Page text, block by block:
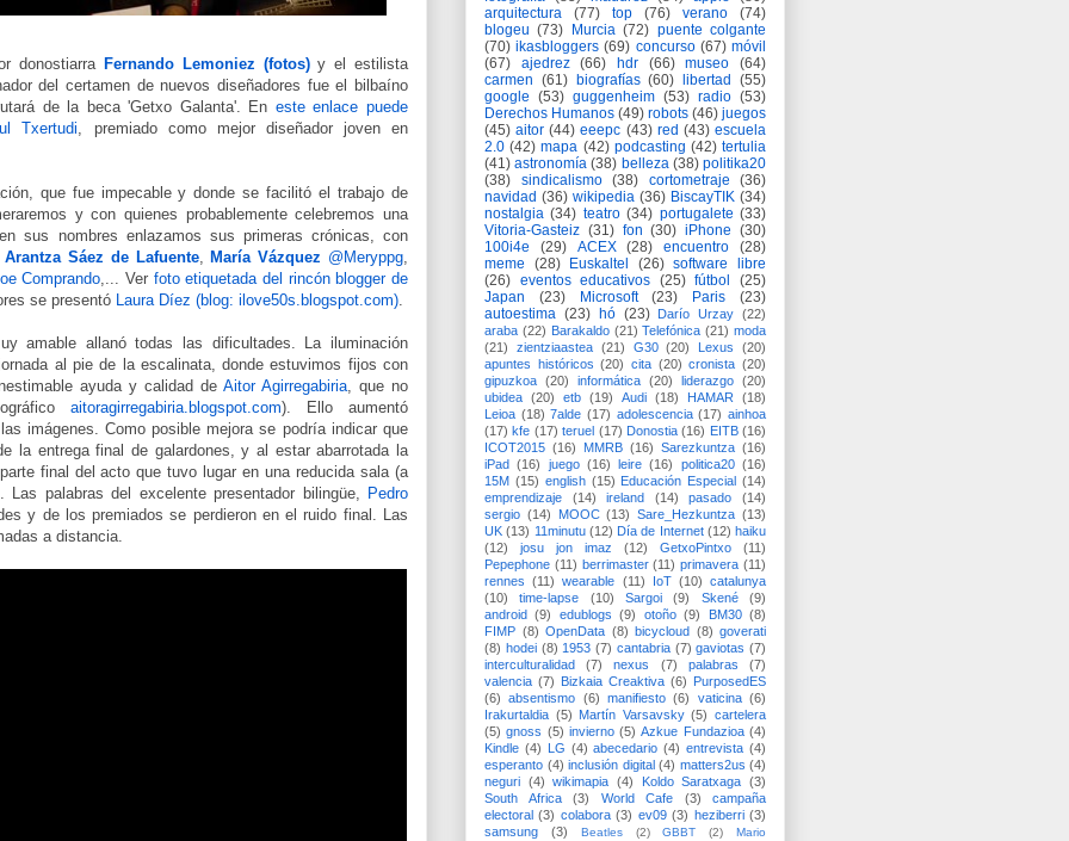
donostiarra Fernando Lemoniez (fotos)y el estilista
del certamen de nuevos diseñadores fue el bilbaíno
de la beca 'Getxo Galanta'. En este enlace puede
Txertudi, premiado como mejor diseñador joven en
que fue impecable y donde se facilitó el trabajo de
y con quienes probablemente celebremos una
sus nombres enlazamos sus primeras crónicas, con
Arantza Sáez de Lafuente, María Vázquez @Meryppg,
Comprando,... Ver foto etiquetada del rincón blogger de
se presentó Laura Díez (blog: ilove50s.blogspot.com).
amable allanó todas las dificultades. La iluminación
al pie de la escalinata, donde estuvimos fijos con
ayuda y calidad de Aitor Agirregabiria, que no
aitoragirregabiria.blogspot.com). Ello aumentó
imágenes. Como posible mejora se podría indicar que
la entrega final de galardones, y al estar abarrotada la
final del acto que tuvo lugar en una reducida sala (a
Las palabras del excelente presentador bilingüe, Pedro
y de los premiados se perdieron en el ruido final. Las
a distancia.
arquitectura
(77) top (76) verano
(74)
blogeu (73) Murcia (72) puente colgante
(70) ikasbloggers (69) concurso (67) móvil
(67)
ajedrez (66) hdr (66) museo
(64)
carmen (61) biografías (60) libertad
(55)
google (53) guggenheim (53) radio (53)
Derechos Humanos (49) robots (46) juegos
(45) aitor (44) eeepc (43) red (43) escuela
2.0 (42) mapa (42) podcasting (42) tertulia
(41) astronomía (38) belleza (38) politika20
(38)
sindicalismo (38) cortometraje
(36)
navidad (36) wikipedia (36) BiscayTIK (34)
nostalgia (34) teatro (34) portugalete (33)
Vitoria-Gasteiz (31) fon (30) iPhone (30)
100i4e
(29) ACEX (28) encuentro
(28)
meme
(28) Euskaltel (26) software libre
(26) eventos educativos (25) fútbol
(25)
Japan
(23) Microsoft (23) Paris
(23)
autoestima (23) hó (23) Darío Urzay (22)
araba (22) Barakaldo (21) Telefónica (21) moda
(21)
zientziaastea (21) G30 (20) Lexus
(20)
apuntes históricos (20) cita (20) cronista (20)
gipuzkoa (20) informática (20) liderazgo (20)
ubidea (20) etb (19) Audi (18) HAMAR
(18)
Leioa (18) 7alde (17) adolescencia (17) ainhoa
(17) kfe (17) teruel (17) Donostia (16) EITB (16)
ICOT2015 (16) MMRB (16) Sarezkuntza (16)
iPad (16) juego (16) leire (16) politica20 (16)
15M (15) english (15) Educación Especial (14)
emprendizaje
(14) ireland (14) pasado
(14)
sergio (14) MOOC (13) Sare_Hezkuntza (13)
UK (13) 11minutu (12) Día de Internet (12) haiku
(12)
josu jon imaz (12) GetxoPintxo
(11)
Pepephone (11) berrimaster (11) primavera (11)
rennes (11) wearable (11) IoT (10) catalunya
(10)
time-lapse (10) Sargoi (9) Skené
(9)
android (9) edublogs (9) otoño (9) BM30 (8)
FIMP (8) OpenData (8) bicycloud (8) goverati
(8) hodei (8) 1953 (7) cantabria (7) gaviotas (7)
interculturalidad
(7) nexus (7) palabras
(7)
valencia (7) Bizkaia Creaktiva (6) PurposedES
(6)
absentismo (6) manifiesto (6) vaticina (6)
Irakurtaldia (5) Martín Varsavsky (5) cartelera
(5) gnoss (5) invierno (5) Azkue Fundazioa (4)
Kindle (4) LG (4) abecedario (4) entrevista (4)
esperanto (4) inclusión digital (4) matters2us (4)
neguri (4) wikimapia (4) Koldo Saratxaga (3)
South Africa
(3) World Cafe (3)
campaña
electoral (3) colabora (3) ev09 (3) heziberri (3)
samsung
(3) Beatles (2) GBBT (2)
Mario